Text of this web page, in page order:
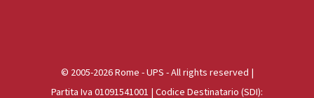
© 2005-2026 Rome - UPS - All rights reserved |
Partita Iva 01091541001 | Codice Destinatario (SDI):